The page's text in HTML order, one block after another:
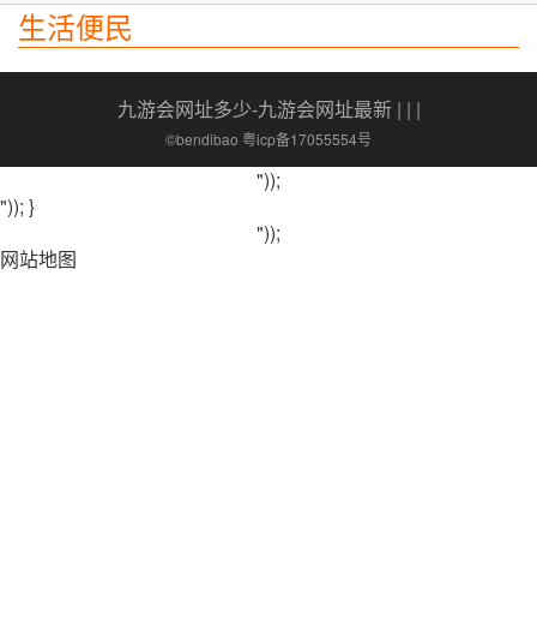
生活便民
九游会网址多少-九游会网址最新| | |
©bendibao 粤icp备17055554号
"));
")); }
"));
网站地图